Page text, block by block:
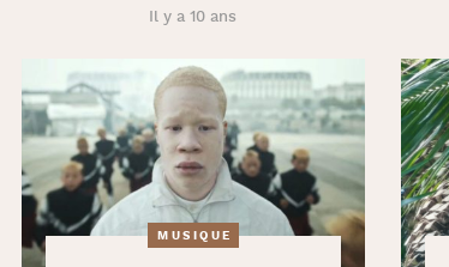
Il y a 10 ans
MUSIQUE